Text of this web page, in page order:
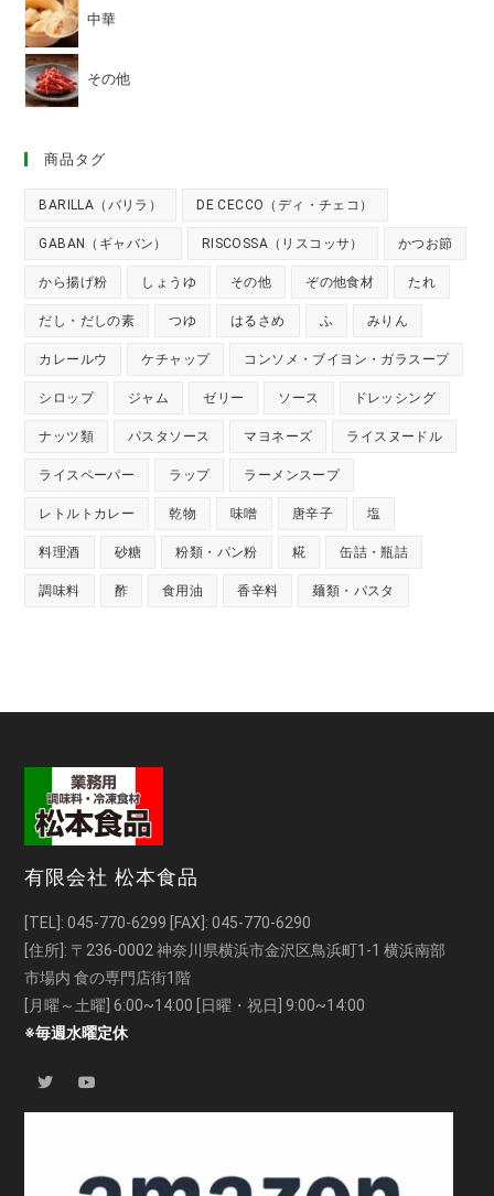
中華
その他
商品タグ
BARILLA（バリラ） DE CECCO（ディ・チェコ）
GABAN（ギャバン） RISCOSSA（リスコッサ） かつお節
から揚げ粉 しょうゆ その他 ぞの他食材 たれ
だし・だしの素 つゆ はるさめ ふ みりん
カレールウ ケチャップ コンソメ・ブイヨン・ガラスープ
シロップ ジャム ゼリー ソース ドレッシング
ナッツ類 パスタソース マヨネーズ ライスヌードル
ライスペーパー ラップ ラーメンスープ
レトルトカレー 乾物 味噌 唐辛子 塩
料理酒 砂糖 粉類・パン粉 糀 缶詰・瓶詰
調味料 酢 食用油 香辛料 麺類・パスタ
有限会社 松本食品
[TEL]:045-770-6299 [FAX]: 045-770-6290
[住所]: 〒236-0002 神奈川県横浜市金沢区鳥浜町1-1 横浜南部
市場内 食の専門店街1階
[月曜～土曜] 6:00~14:00 [日曜・祝日] 9:00~14:00
※毎週水曜定休